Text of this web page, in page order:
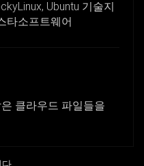
Ubuntu 기술지
타소프트웨어
클라우드 파일들을